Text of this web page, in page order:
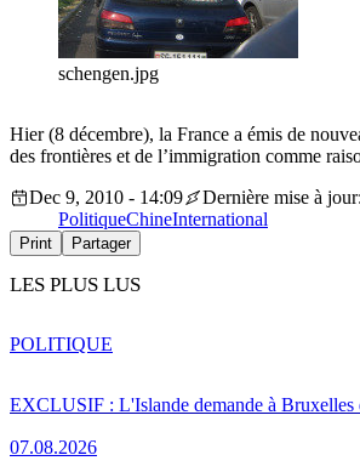
schengen.jpg
Hier (8 décembre), la France a émis de
des frontières et de l’immigration comme
Dec 9, 2010 - 14:09
Dernière mise à
PolitiqueChineInternational
Print Partager
LES PLUS LUS
EXCLUSIF : L'Islande demande à Bruxelles
07.08.2026
POLITIQUE